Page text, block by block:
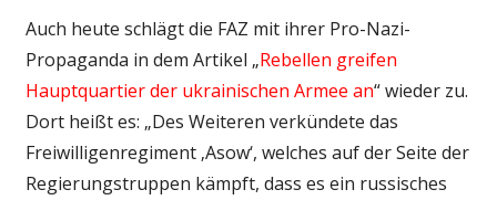
Auch heute schlägt die FAZ mit ihrer Pro-Nazi-
Propaganda in dem Artikel „Rebellen greifen
Hauptquartier der ukrainischen Armee an“ wieder zu.
Dort heißt es: „Des Weiteren verkündete das
Freiwilligenregiment ‚Asow‘, welches auf der Seite der
Regierungstruppen kämpft, dass es ein russisches